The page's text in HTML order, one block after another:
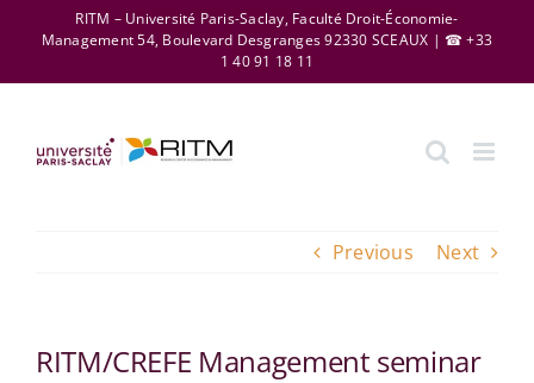
content
RITM – Université Paris-Saclay, Faculté Droit-Économie-
Management 54, Boulevard Desgranges 92330 SCEAUX | ☎ +33
1 40 91 18 11
Previous Next
RITM/CREFE Management seminar